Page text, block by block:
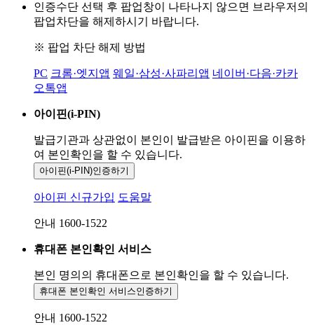
인증수단 선택 후 팝업창이 나타나지 않으면 브라우저의
팝업차단을 해제하시기 바랍니다.
※ 팝업 차단 해제 방법
PC 크롬·엣지앱 웨일·삼성·사파리앱 네이버·다음·카카
오톡앱
아이핀(i-PIN)
발급기관과 상관없이 본인이 발급받은 아이핀을 이용하
여 본인확인을 할 수 있습니다.
아이핀(i-PIN)인증하기
아이핀 신규가입 도움말
안내 1600-1522
휴대폰 본인확인 서비스
본인 명의의 휴대폰으로 본인확인을 할 수 있습니다.
휴대폰 본인확인 서비스인증하기
안내 1600-1522